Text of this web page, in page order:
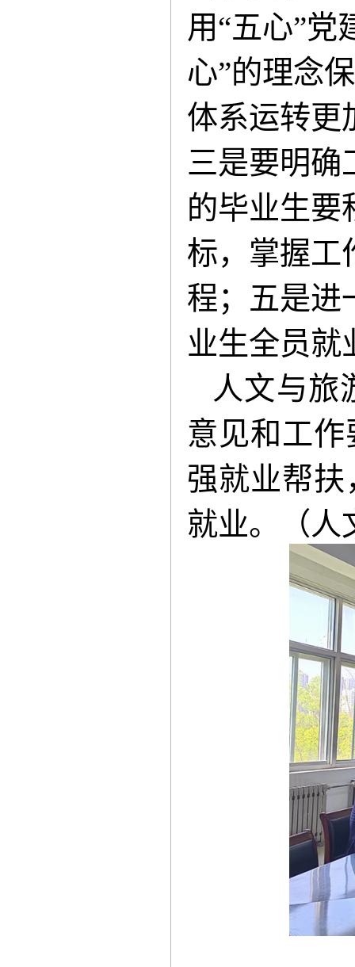
用“五心”党
心”的理念
体系运转更
三是要明确
的毕业生要
标，掌握工
程；五是进
业生全员就
人文与旅
意见和工
强就业帮
就业。（人